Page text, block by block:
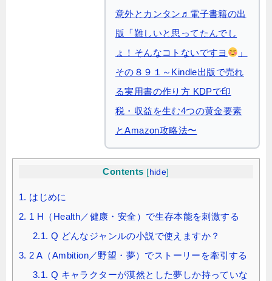
意外とカンタン♬電子書籍の出
版「難しいと思ってたんでし
ょ！そんなコトないですヨ
」
その８９１～Kindle出版で売れ
る実用書の作り方 KDPで印
税・収益を生む4つの黄金要素
とAmazon攻略法〜
Contents [ hide]
1. はじめに
2. 1 H（Health／健康・安全）で生存本能を刺激する
2.1. Q どんなジャンルの小説で使えますか？
3. 2 A（Ambition／野望・夢）でストーリーを牽引する
3.1. Q キャラクターが漠然とした夢しか持っていな